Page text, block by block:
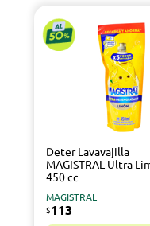
Deter Lavavajilla
MAGISTRAL Ultra
450 cc
MAGISTRAL
$113